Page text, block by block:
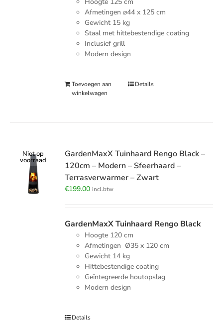
Afmetingen⌀44 x 125 cm
Gewicht 15 kg
Staal met hittebestendige coating
Inclusief grill
Modern design
Toevoegen aan
winkelwagen
Details
Niet op
voorraad
GardenMaxX Tuinhaard Rengo Black –
120cm – Modern – Sfeerhaard –
Terrasverwarmer – Zwart
€199.00 incl.btw
GardenMaxX Tuinhaard Rengo Black
Hoogte 120 cm
Afmetingen Ø35 x 120 cm
Gewicht 14 kg
Hittebestendige coating
Geïntegreerde houtopslag
Modern design
Details